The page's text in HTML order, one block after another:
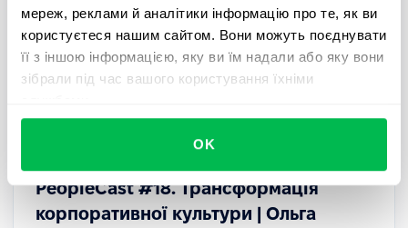
мереж, реклами й аналітики інформацію про те, як ви
користуєтеся нашим сайтом. Вони можуть поєднувати
її з іншою інформацією, яку ви їм надали або яку вони
зібрали під час вашого користування їхніми
OK
PeopleCast #18. Трансформація
корпоративної культури | Ольга